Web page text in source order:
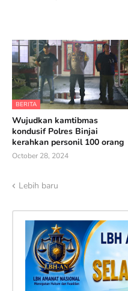
BERITA
Wujudkan kamtibmas
kondusif Polres Binjai
kerahkan personil 100 orang
October 28, 2024
Lebih baru